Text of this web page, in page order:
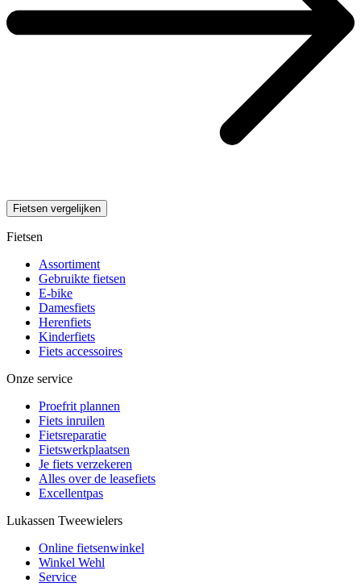
Fietsen vergelijken
Fietsen
Assortiment
Gebruikte fietsen
E-bike
Damesfiets
Herenfiets
Kinderfiets
Fiets accessoires
Onze service
Proefrit plannen
Fiets inruilen
Fietsreparatie
Fietswerkplaatsen
Je fiets verzekeren
Alles over de leasefiets
Excellentpas
Lukassen Tweewielers
Online fietsenwinkel
Winkel Wehl
Service